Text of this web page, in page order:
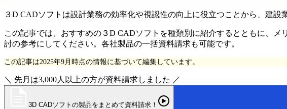
３D CADソフトは設計業務の効率化や視認性の向上に役立つことから、建設
この記事では、おすすめの３D CADソフトを種類別に紹介するとともに、
討の参考にしてください。各社製品の一括資料請求も可能です。
この記事は2025年9月時点の情報に基づいて編集しています。
＼ 先月は3,000人以上の方が資料請求しました ／
3D CADソフトの製品をまとめて資料請求！